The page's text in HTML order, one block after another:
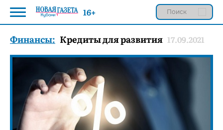
Финансы: Кредиты для развития 17.09.2021
16+